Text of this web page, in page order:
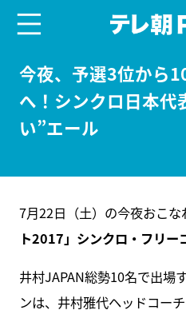
今夜、予選3位から
へ！シンクロ日本代
い”エール
7月22日（土）の今夜おこな
ト2017」シンクロ・フリー
井村JAPAN総勢10名で出場
ンは、井村雅代ヘッドコー